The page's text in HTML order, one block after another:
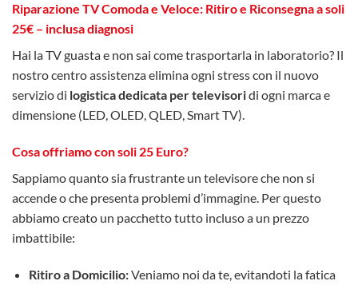
Riparazione TV Comoda e Veloce: Ritiro e Riconsegna a soli
25€ – inclusa diagnosi
Hai la TV guasta e non sai come trasportarla in laboratorio? Il
nostro centro assistenza elimina ogni stress con il nuovo
servizio di logistica dedicata per televisoridi ogni marca e
dimensione (LED, OLED, QLED, Smart TV).
Cosa offriamo con soli 25 Euro?
Sappiamo quanto sia frustrante un televisore che non si
accende o che presenta problemi d’immagine. Per questo
abbiamo creato un pacchetto tutto incluso a un prezzo
imbattibile:
Ritiro a Domicilio:Veniamo noi da te, evitandoti la fatica